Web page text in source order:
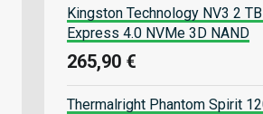
Kingston Technology NV3 2
Express 4.0 NVMe 3D NAND
265,90 €
Thermalright Phantom Spirit